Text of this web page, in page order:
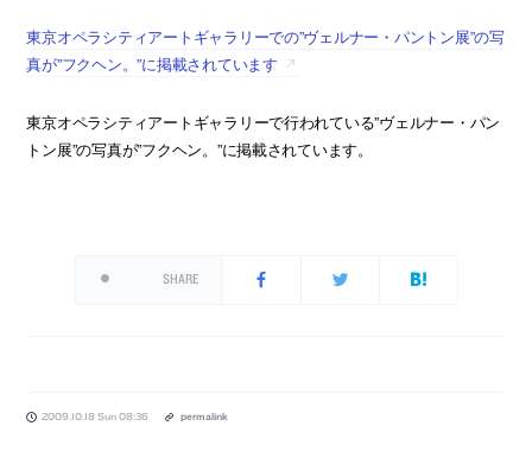
東京オペラシティアートギャラリーでの”ヴェルナー・パントン展”の写
真が”フクヘン。”に掲載されています
東京オペラシティアートギャラリーで行われている”ヴェルナー・パン
トン展”の写真が”フクヘン。”に掲載されています。
SHARE
2009.10.18 Sun 08:36 permalink